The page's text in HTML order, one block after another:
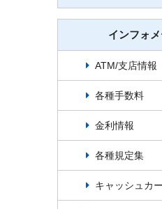
インフォ
ATM/支店情報
各種手数料
金利情報
各種規定集
キャッシュカ